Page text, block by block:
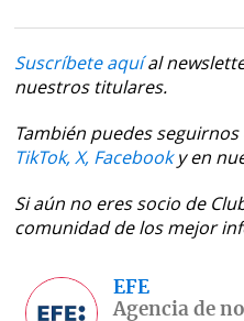
Suscríbete aquíal
nuestros titulares.
También puedes seguirnos
TikTok, X, Facebooky en
Si aún no eres socio de
comunidad de los mejor
EFE
Agencia de